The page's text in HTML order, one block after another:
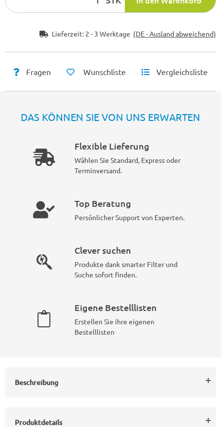
Lieferzeit: 2 - 3 Werktage (DE - Ausland abweichend)
Fragen Wunschliste Vergleichsliste
DAS KÖNNEN SIE VON UNS ERWARTEN
Flexible Lieferung
Wählen Sie Standard, Express oder
Terminversand.
Top Beratung
Persönlicher Support von Experten.
Clever suchen
Produkte dank smarter Filter und
Suche sofort finden.
Eigene Bestelllisten
Erstellen Sie ihre eigenen
Bestelllisten
Beschreibung
Produktdetails